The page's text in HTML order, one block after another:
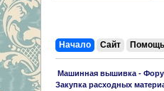
Начало Сайт Помощь
Машинная вышивка -
Закупка расходных